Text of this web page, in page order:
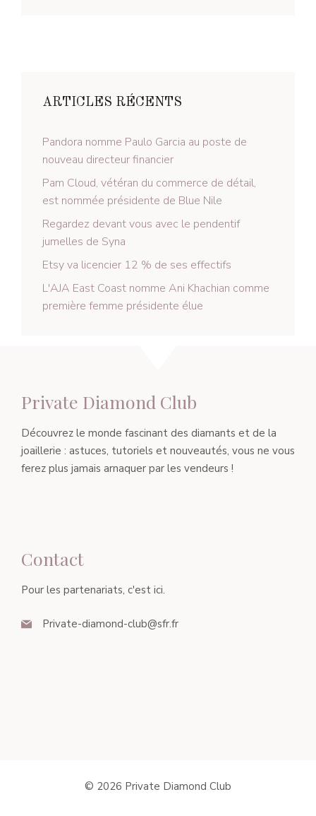
ARTICLES RÉCENTS
Pandora nomme Paulo Garcia au poste de
nouveau directeur financier
Pam Cloud, vétéran du commerce de détail,
est nommée présidente de Blue Nile
Regardez devant vous avec le pendentif
jumelles de Syna
Etsy va licencier 12 % de ses effectifs
L'AJA East Coast nomme Ani Khachian comme
première femme présidente élue
Private Diamond Club
Découvrez le monde fascinant des diamants et de la
joaillerie : astuces, tutoriels et nouveautés, vous ne vous
ferez plus jamais arnaquer par les vendeurs !
Contact
Pour les partenariats, c'est ici.
Private-diamond-club@sfr.fr
© 2026 Private Diamond Club